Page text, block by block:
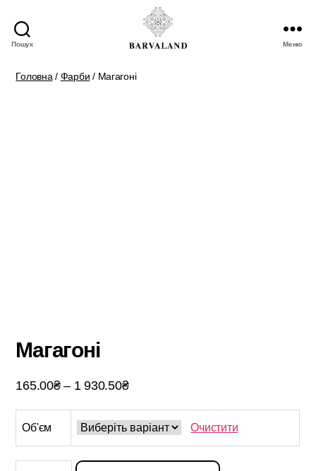
Пошук Меню
Головна / Фарби / Магагоні
Магагоні
165.00₴ – 1 930.50₴Діапазон
від
до
Об'єм Очистити